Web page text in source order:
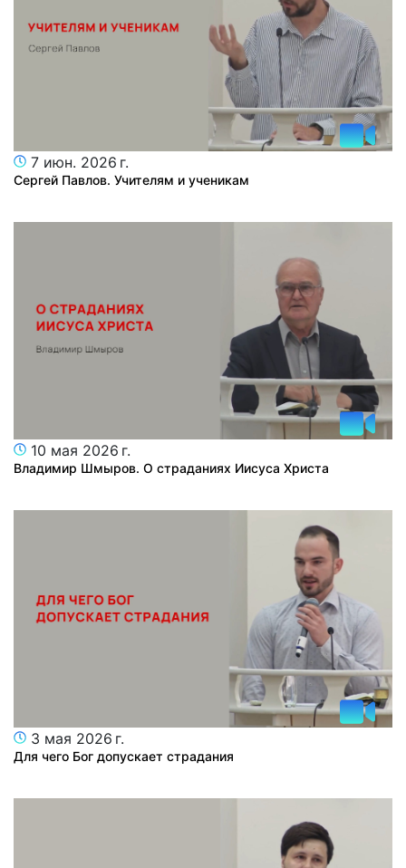
7 июн. 2026 г.
Сергей Павлов. Учителям и ученикам
10 мая 2026 г.
Владимир Шмыров. О страданиях Иисуса Христа
3 мая 2026 г.
Для чего Бог допускает страдания